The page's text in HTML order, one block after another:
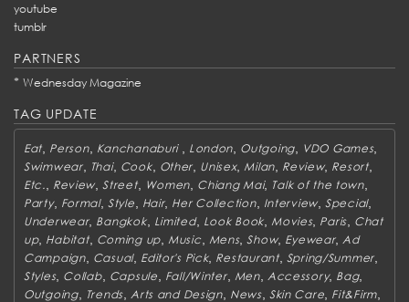
youtube
tumblr
PARTNERS
* Wednesday Magazine
TAG UPDATE
Eat Person, Kanchanaburi London Outgoing, VDO Games,
Swimwear, Thai, Cook, Other Unisex, Milan Review, Resort,
Etc. Review,Street, Women Chiang Mai, Talk of the town,
Party, Formal, Style Hair, Her Collection, Interview,Special,
Underwear, Bangkok, Limited, Look Book Movies, Paris Chat
up, Habitat, Coming up, Music Mens,Show, Eyewear, Ad
Campaign, Casual, Editor's Pick, Restaurant, Spring/Summer
Styles, Collab, Capsule Fall/Winter, Men, Accessory, Bag,
Outgoing, Trends Arts and Design, News, Skin Care Fit&Firm